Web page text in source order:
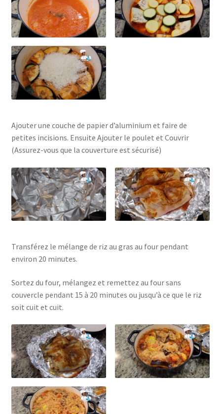
Ajouter une couche de papier d’aluminium et faire de
petites incisions. Ensuite Ajouter le poulet et Couvrir
(Assurez-vous que la couverture est sécurisé)
Transférez le mélange de riz au gras au four pendant
environ 20 minutes.
Sortez du four, mélangez et remettez au four sans
couvercle pendant 15 à 20 minutes ou jusqu’à ce que le riz
soit cuit et cuit.